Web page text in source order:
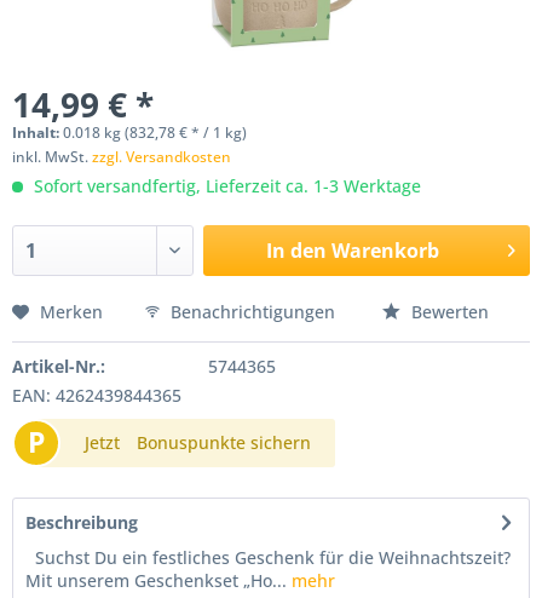
14,99 € *
Inhalt:0.018 kg (832,78 € * / 1 kg)
inkl. MwSt.zzgl. Versandkosten
Sofort versandfertig, Lieferzeit ca. 1-3 Werktage
In den Warenkorb
Merken Benachrichtigungen Bewerten
Artikel-Nr.:
5744365
EAN: 4262439844365
P Jetzt Bonuspunkte sichern
Beschreibung
Suchst Du ein festliches Geschenk für die Weihnachtszeit?
Mit unserem Geschenkset „Ho... mehr